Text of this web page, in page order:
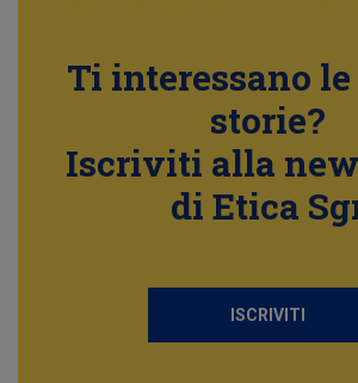
Ti interessano
storie?
Iscriviti alla
di Etica
ISCRIVITI